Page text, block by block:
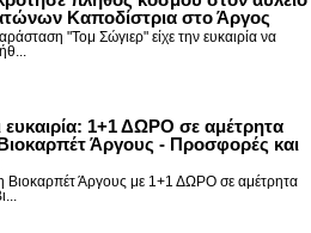
Καποδίστρια στο Άργος
"Τομ Σώγιερ" είχε την ευκαιρία να
ευκαιρία: 1+1 ΔΩΡΟ σε αμέτρητα
Άργους - Προσφορές και
Βιοκαρπέτ Άργους με 1+1 ΔΩΡΟ σε αμέτρητα